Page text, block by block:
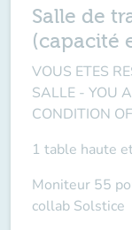
Salle de
(capacité
VOUS ETES
SALLE - YOU
CONDITION
1 table haute
Moniteur 55
collab Solstice